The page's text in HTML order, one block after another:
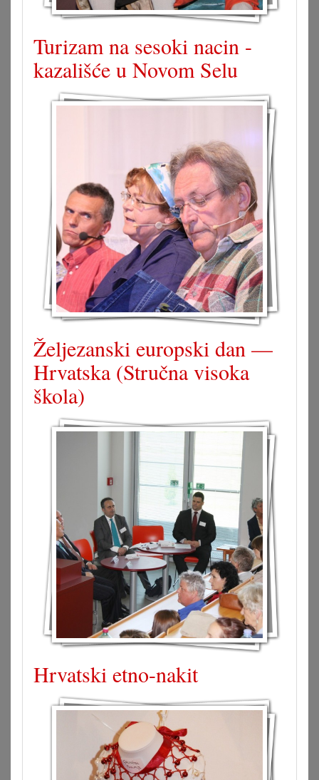
Turizam na sesoki nacin -
kazališće u Novom Selu
Željezanski europski dan —
Hrvatska (Stručna visoka
škola)
Hrvatski etno-nakit